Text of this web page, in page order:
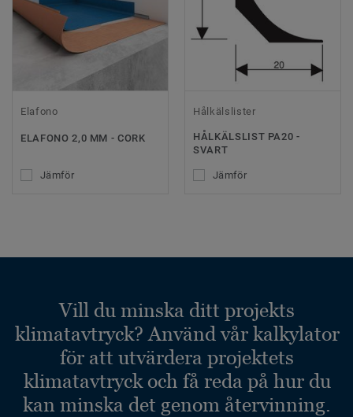
Elafono
ELAFONO 2,0 MM - CORK
Jämför
Hålkälslister
HÅLKÄLSLIST PA20 -
SVART
Jämför
Vill du minska ditt projekts
klimatavtryck? Använd vår kalkylator
för att utvärdera projektets
klimatavtryck och få reda på hur du
kan minska det genom återvinning.